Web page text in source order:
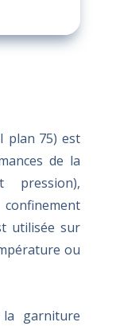
plan 75) est
de la
pression),
utilisée sur
ou
garniture